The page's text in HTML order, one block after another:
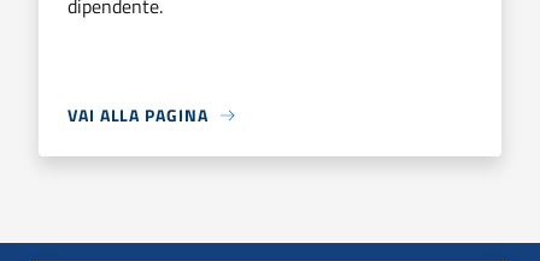
dipendente.
VAI ALLA PAGINA